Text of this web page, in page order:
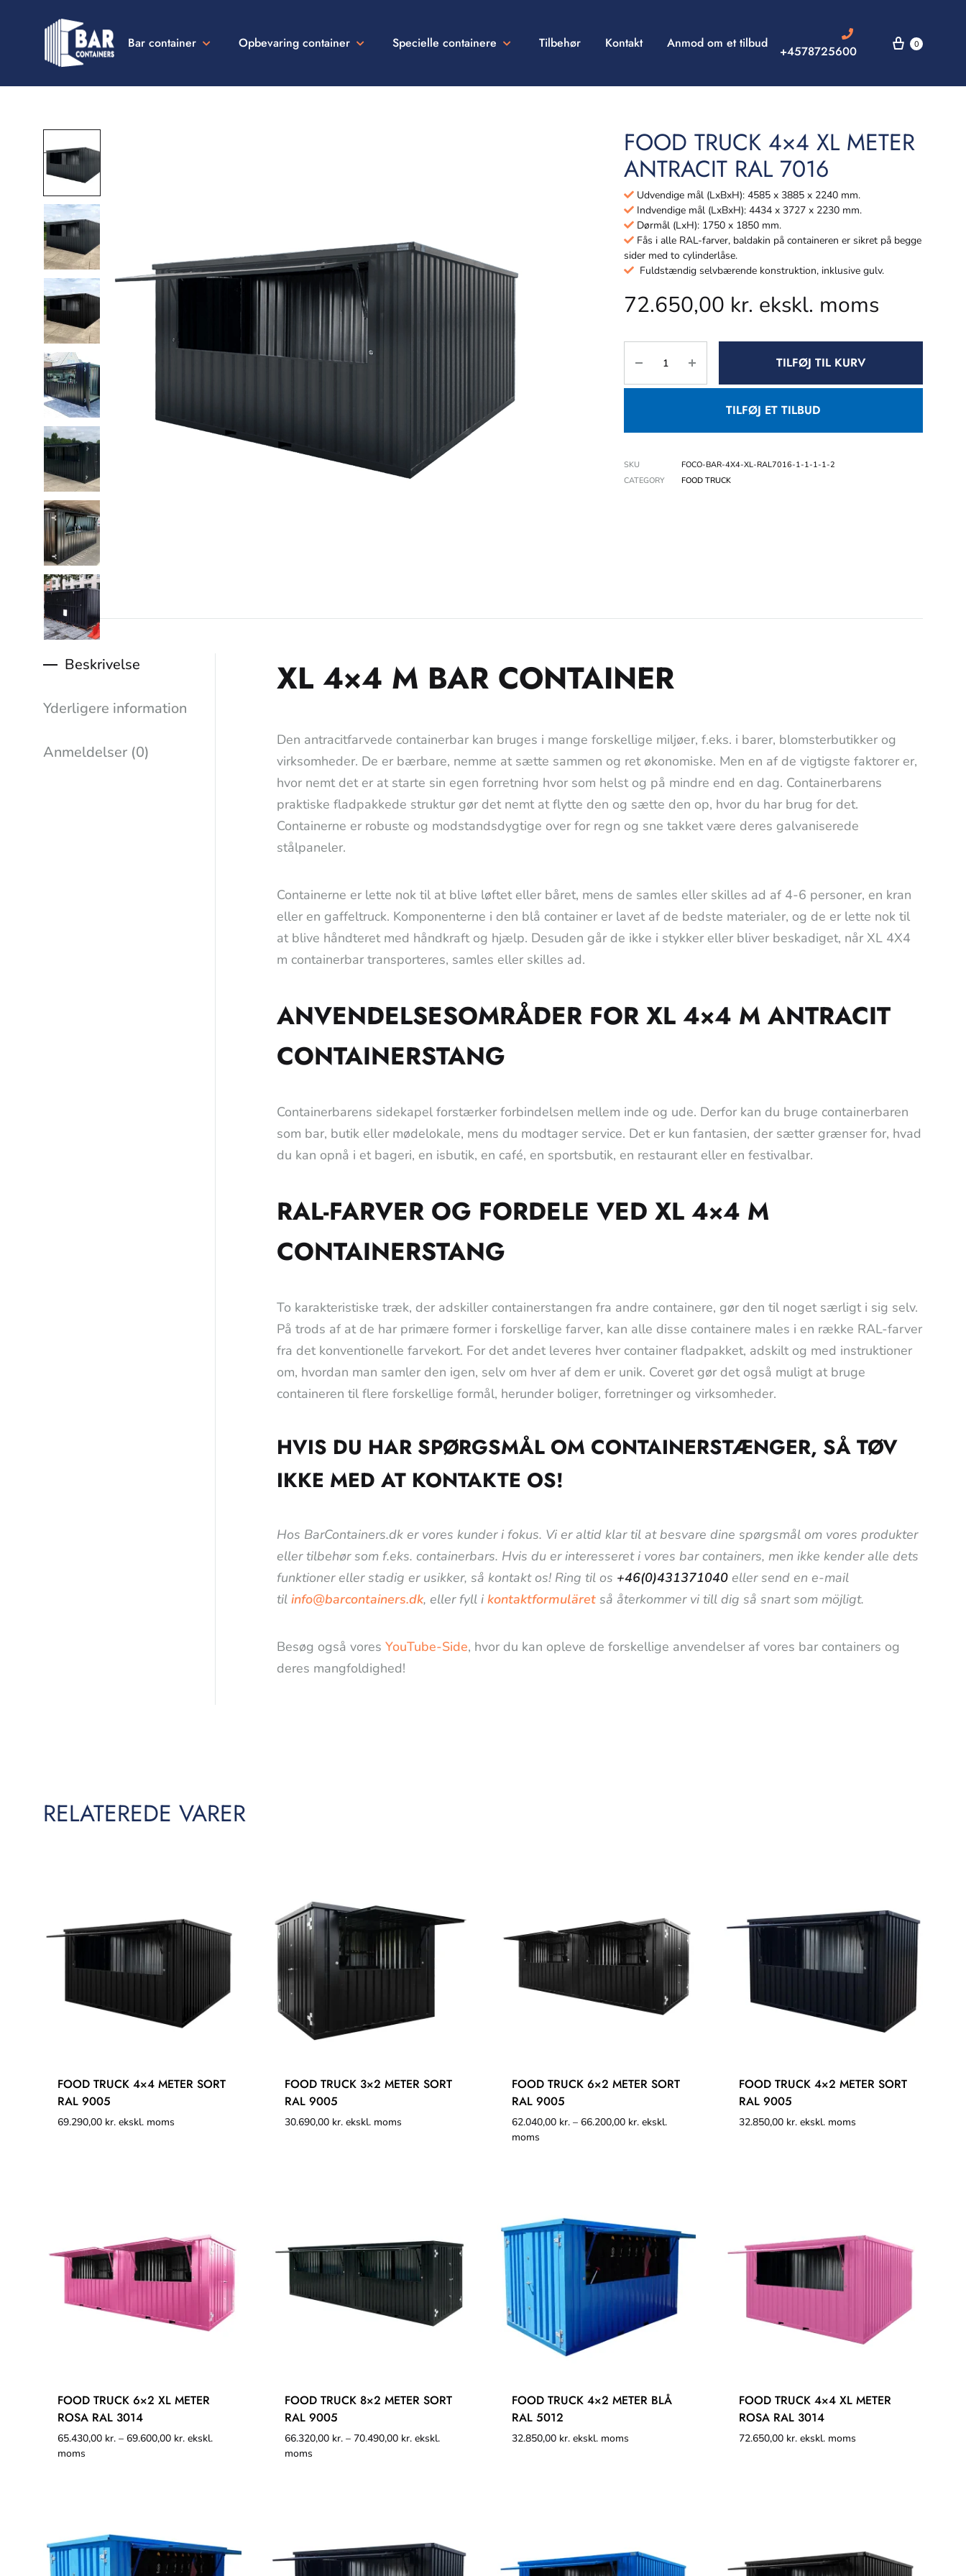
Bar container Opbevaring container Specielle containere Tilbehør Kontakt Anmod om et tilbud
+4578725600 0
FOOD TRUCK 4×4 XL METER
ANTRACIT RAL 7016
Udvendige mål (LxBxH): 4585 x 3885 x 2240 mm.
Indvendige mål (LxBxH): 4434 x 3727 x 2230 mm.
Dørmål (LxH): 1750 x 1850 mm.
Fås i alle RAL-farver, baldakin på containeren er sikret på begge
sider med to cylinderlåse.
Fuldstændig selvbærende konstruktion, inklusive gulv.
72.650,00 kr. ekskl. moms
TILFØJ TIL KURV
TILFØJ ET TILBUD
SKU
FOCO-BAR-4X4-XL-RAL7016-1-1-1-1-2
CATEGORY
FOOD TRUCK
Beskrivelse
Yderligere information
Anmeldelser (0)
XL 4×4 M BAR CONTAINER
Den antracitfarvede containerbar kan bruges i mange forskellige miljøer, f.eks. i barer, blomsterbutikker og
virksomheder. De er bærbare, nemme at sætte sammen og ret økonomiske. Men en af de vigtigste faktorer er,
hvor nemt det er at starte sin egen forretning hvor som helst og på mindre end en dag. Containerbarens
praktiske fladpakkede struktur gør det nemt at flytte den og sætte den op, hvor du har brug for det.
Containerne er robuste og modstandsdygtige over for regn og sne takket være deres galvaniserede
stålpaneler.
Containerne er lette nok til at blive løftet eller båret, mens de samles eller skilles ad af 4-6 personer, en kran
eller en gaffeltruck. Komponenterne i den blå container er lavet af de bedste materialer, og de er lette nok til
at blive håndteret med håndkraft og hjælp. Desuden går de ikke i stykker eller bliver beskadiget, når XL 4X4
m containerbar transporteres, samles eller skilles ad.
ANVENDELSESOMRÅDER FOR XL 4×4 M ANTRACIT
CONTAINERSTANG
Containerbarens sidekapel forstærker forbindelsen mellem inde og ude. Derfor kan du bruge containerbaren
som bar, butik eller mødelokale, mens du modtager service. Det er kun fantasien, der sætter grænser for, hvad
du kan opnå i et bageri, en isbutik, en café, en sportsbutik, en restaurant eller en festivalbar.
RAL-FARVER OG FORDELE VED XL 4×4 M
CONTAINERSTANG
To karakteristiske træk, der adskiller containerstangen fra andre containere, gør den til noget særligt i sig selv.
På trods af at de har primære former i forskellige farver, kan alle disse containere males i en række RAL-farver
fra det konventionelle farvekort. For det andet leveres hver container fladpakket, adskilt og med instruktioner
om, hvordan man samler den igen, selv om hver af dem er unik. Coveret gør det også muligt at bruge
containeren til flere forskellige formål, herunder boliger, forretninger og virksomheder.
HVIS DU HAR SPØRGSMÅL OM CONTAINERSTÆNGER, SÅ TØV
IKKE MED AT KONTAKTE OS!
Hos BarContainers.dk er vores kunder i fokus. Vi er altid klar til at besvare dine spørgsmål om vores produkter
eller tilbehør som f.eks. containerbars. Hvis du er interesseret i vores bar containers, men ikke kender alle dets
funktioner eller stadig er usikker, så kontakt os! Ring til os +46(0)431371040 eller send en e-mail
til info@barcontainers.dk, eller fyll i kontaktformuläret så återkommer vi till dig så snart som möjligt.
Besøg også vores YouTube-Side, hvor du kan opleve de forskellige anvendelser af vores bar containers og
deres mangfoldighed!
RELATEREDE VARER
FOOD TRUCK 4×4 METER SORT
RAL 9005
69.290,00 kr. ekskl. moms
FOOD TRUCK 3×2 METER SORT
RAL 9005
30.690,00 kr. ekskl. moms
FOOD TRUCK 6×2 METER SORT
RAL 9005
62.040,00 kr. – 66.200,00 kr. ekskl.
moms
FOOD TRUCK 4×2 METER SORT
RAL 9005
32.850,00 kr. ekskl. moms
FOOD TRUCK 6×2 XL METER
ROSA RAL 3014
65.430,00 kr. – 69.600,00 kr. ekskl.
moms
FOOD TRUCK 8×2 METER SORT
RAL 9005
66.320,00 kr. – 70.490,00 kr. ekskl.
moms
FOOD TRUCK 4×2 METER BLÅ
RAL 5012
32.850,00 kr. ekskl. moms
FOOD TRUCK 4×4 XL METER
ROSA RAL 3014
72.650,00 kr. ekskl. moms